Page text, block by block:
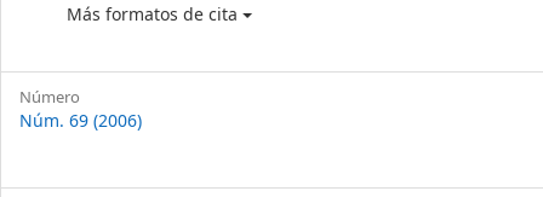
Más formatos de cita
Número
Núm. 69 (2006)